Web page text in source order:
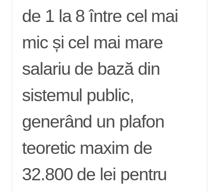
de 1 la 8 între cel mai
mic și cel mai mare
salariu de bază din
sistemul public,
generând un plafon
teoretic maxim de
32.800 de lei pentru